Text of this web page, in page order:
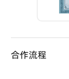
合作流程